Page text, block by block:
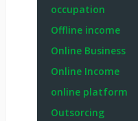
occupation
Offline income
Online Business
Online Income
online platform
Outsorcing